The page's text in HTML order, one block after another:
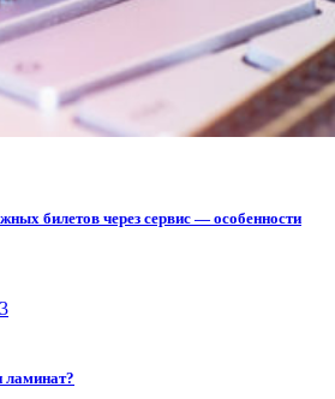
билетов через сервис — особенности